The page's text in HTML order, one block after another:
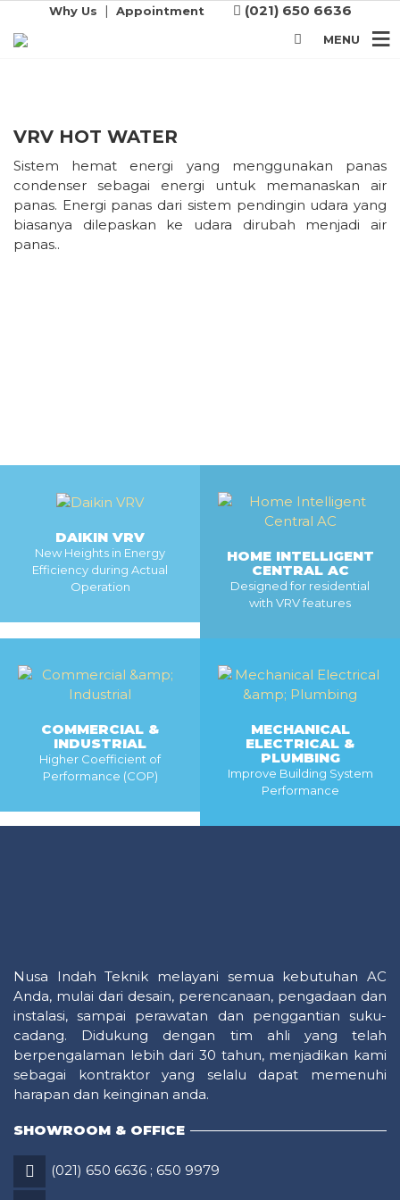
Why Us | Appointment (021) 650 6636
MENU
Energi panas condenser dirubah menjadi air
panas
VRV HOT WATER
Sistem hemat energi yang menggunakan panas
condenser sebagai energi untuk memanaskan air
panas. Energi panas dari sistem pendingin udara yang
biasanya dilepaskan ke udara dirubah menjadi air
panas..
DAIKIN VRV
New Heights in Energy
Efficiency during Actual
Operation
HOME INTELLIGENT
CENTRAL AC
Designed for residential
with VRV features
COMMERCIAL &
INDUSTRIAL
Higher Coefficient of
Performance (COP)
MECHANICAL
ELECTRICAL &
PLUMBING
Improve Building System
Performance
Nusa Indah Teknik melayani semua kebutuhan AC
Anda, mulai dari desain, perencanaan, pengadaan dan
instalasi, sampai perawatan dan penggantian suku-
cadang. Didukung dengan tim ahli yang telah
berpengalaman lebih dari 30 tahun, menjadikan kami
sebagai kontraktor yang selalu dapat memenuhi
harapan dan keinginan anda.
SHOWROOM & OFFICE
(021) 650 6636 ; 650 9979